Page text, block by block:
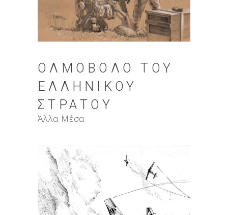
ΟΛΜΟΒΌΛΟ ΤΟΥ
ΕΛΛΗΝΙΚΟΎ
ΣΤΡΑΤΟΎ
Άλλα Μέσα